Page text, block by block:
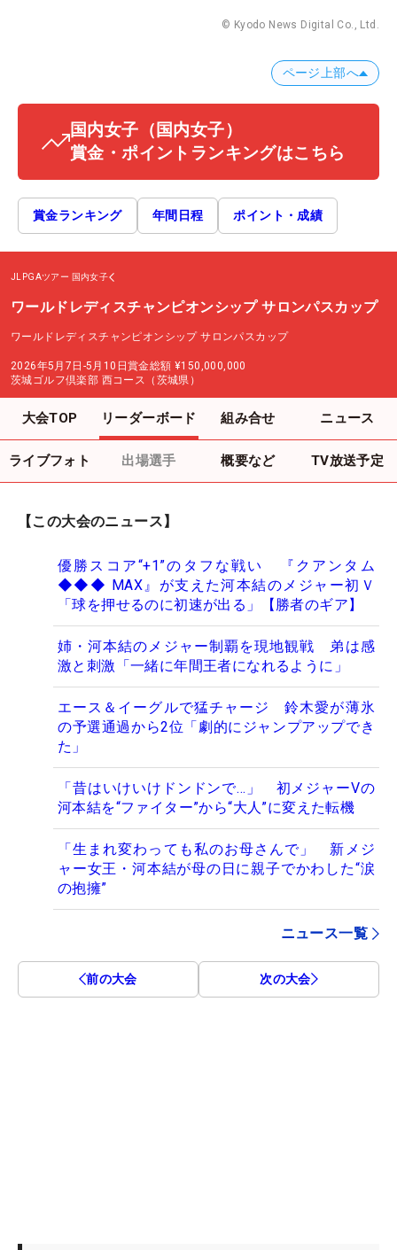
© Kyodo News Digital Co., Ltd.
ページ上部へ
国内女子 （国内女子）
賞金・ポイントランキングはこちら
賞金ランキング 年間日程 ポイント・成績
JLPGAツアー 国内女子
ワールドレディスチャンピオンシップ サロンパスカップ
ワールドレディスチャンピオンシップ サロンパスカップ
2026年5月7日-5月10日賞金総額 ¥150,000,000
茨城ゴルフ倶楽部 西コース（茨城県）
大会TOP リーダーボード 組み合せ ニュース
ライブフォト 出場選手 概要など TV放送予定
【この大会のニュース】
優勝スコア“+1”のタフな戦い 『クアンタム
◆◆◆ MAX』が支えた河本結のメジャー初Ｖ
「球を押せるのに初速が出る」【勝者のギア】
姉・河本結のメジャー制覇を現地観戦 弟は感
激と刺激「一緒に年間王者になれるように」
エース＆イーグルで猛チャージ 鈴木愛が薄氷
の予選通過から2位「劇的にジャンプアップでき
た」
「昔はいけいけドンドンで…」 初メジャーVの
河本結を“ファイター”から“大人”に変えた転機
「生まれ変わっても私のお母さんで」 新メジ
ャー女王・河本結が母の日に親子でかわした“涙
の抱擁”
ニュース一覧
前の大会 次の大会